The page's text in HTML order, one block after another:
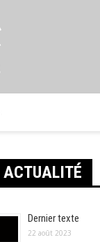
ACTUALITÉ
Dernier texte
22 août 2023